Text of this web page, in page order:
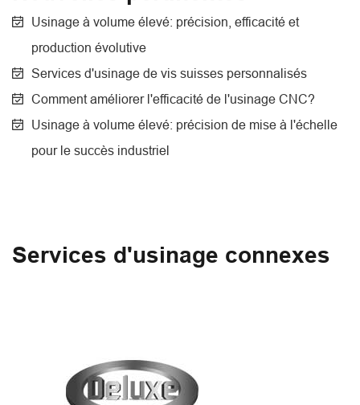
Usinage à volume élevé: précision, efficacité et
production évolutive
Services d'usinage de vis suisses personnalisés
Comment améliorer l'efficacité de l'usinage CNC?
Usinage à volume élevé: précision de mise à l'échelle
pour le succès industriel
Services d'usinage connexes